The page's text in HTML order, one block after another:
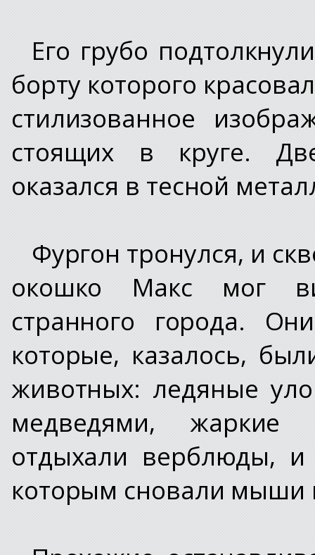
Его грубо
борту которого
стилизованное
стоящих в круге.
оказался в тесной
Фургон тронулся, и
окошко Макс мог
странного города.
которые, казалось,
животных: ледяные
медведями, жаркие
отдыхали верблюды,
которым сновали мыши